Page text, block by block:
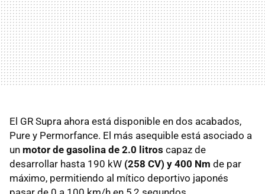
El GR Supra ahora está disponible en dos acabados,
Pure y Permorfance. El más asequible está asociado a
un motor de gasolina de 2.0 litros capaz de
desarrollar hasta 190 kW (258 CV) y 400 Nm de par
máximo, permitiendo al mítico deportivo japonés